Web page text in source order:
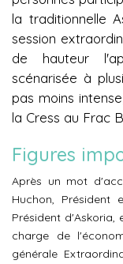
la traditionnelle
session
de hauteur
scénarisée à
pas moins
la Cress au Frac
Figures
Après un mot
Huchon, Président
Président d'Askoria,
charge de
générale